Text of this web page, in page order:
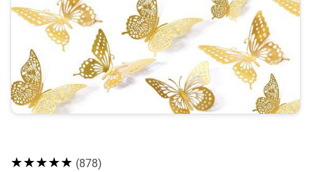
★★★★★ (878)